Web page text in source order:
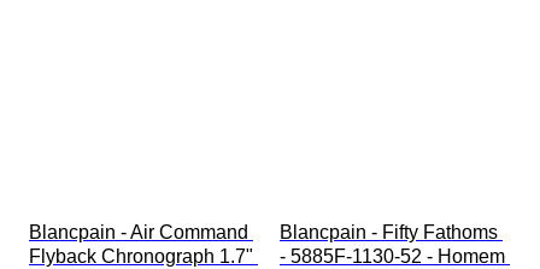
Blancpain - Air Command
Flyback Chronograph 1.7"
Blancpain - Fifty Fathoms
- 5885F-1130-52 - Homem